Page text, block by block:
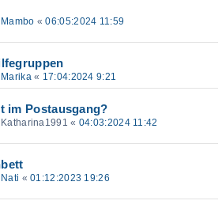
Mambo «06:05:2024 11:59
Marika « 17:04:2024 9:21
im Postausgang?
Katharina1991 « 04:03:2024 11:42
Nati «01:12:2023 19:26